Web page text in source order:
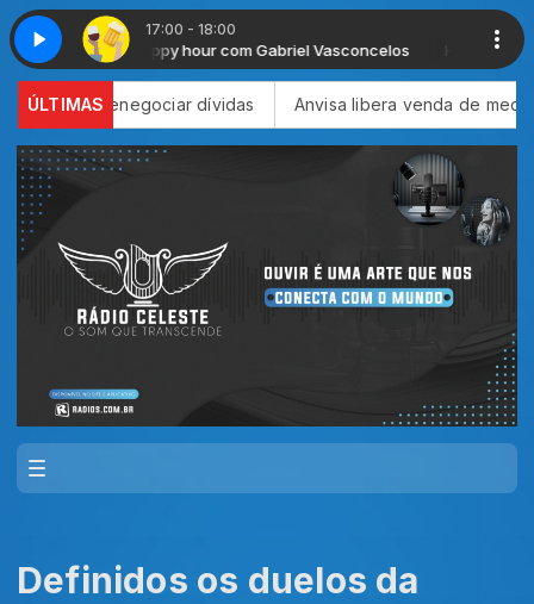
17:00 - 18:00
Happy hour com Gabriel Vasconcelos Happy hour com
ÚLTIMASdívidas Anvisa libera venda de medicamentos por
Definidos os duelos da